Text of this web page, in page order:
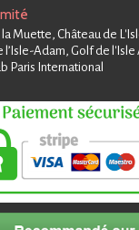
la Muette, Château de
l’Isle-Adam, Golf de l'Isle
Paris International